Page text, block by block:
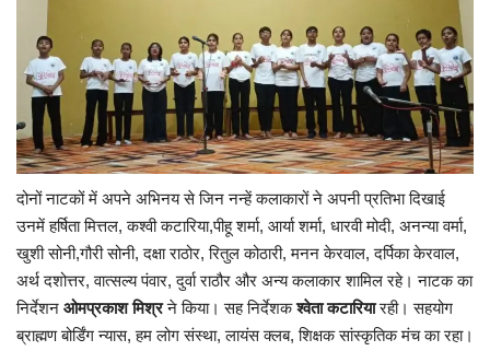
दोनों नाटकों में अपने अभिनय से जिन नन्हें कलाकारों ने अपनी प्रतिभा दिखाई
उनमें हर्षिता मित्तल, कश्वी कटारिया,पीहू शर्मा, आर्या शर्मा, धारवी मोदी, अनन्या वर्मा,
खुशी सोनी,गौरी सोनी, दक्षा राठोर, रितुल कोठारी, मनन केरवाल, दर्पिका केरवाल,
अर्थ दशोत्तर, वात्सल्य पंवार, दुर्वा राठौर और अन्य कलाकार शामिल रहे। नाटक का
निर्देशन ओमप्रकाश मिश्रने किया। सह निर्देशकश्वेता कटारियारही। सहयोग
ब्राह्मण बोर्डिंग न्यास, हम लोग संस्था, लायंस क्लब, शिक्षक सांस्कृतिक मंच का रहा।